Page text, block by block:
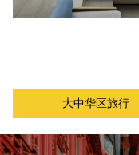
大中华区旅行